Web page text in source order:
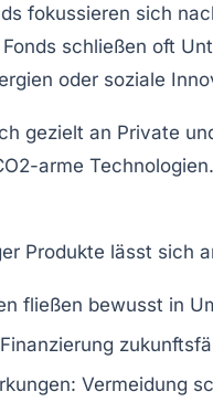
fokussieren sich
Fonds schließen oft
oder soziale
gezielt an Private
arme
Produkte lässt sich
fließen bewusst in
Finanzierung
Vermeidung